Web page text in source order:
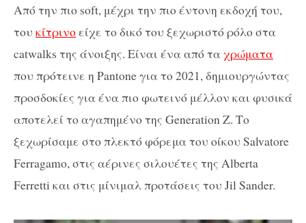
Από την πιο soft, μέχρι την πιο έντονη εκδοχή του,
του κίτρινοείχε το δικό του ξεχωριστό ρόλο στα
catwalks της άνοιξης. Είναι ένα από ταχρώματα
που πρότεινε η Pantone για το 2021, δημιουργώντας
προσδοκίες για ένα πιο φωτεινό μέλλον και φυσικά
αποτελεί το αγαπημένο της Generation Z. Το
ξεχωρίσαμε στο πλεκτό φόρεμα του οίκου Salvatore
Ferragamo, στις αέρινες σιλουέτες της Alberta
Ferretti και στις μίνιμαλ προτάσεις του Jil Sander.